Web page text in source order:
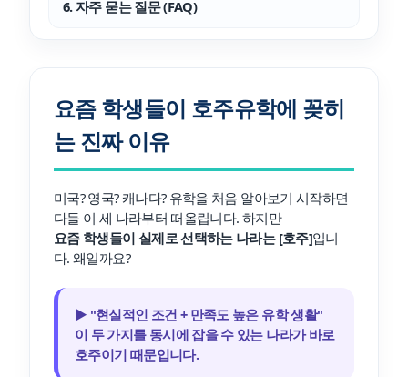
6. 자주 묻는 질문 (FAQ)
요즘 학생들이 호주유학에 꽂히
는 진짜 이유
미국? 영국? 캐나다? 유학을 처음 알아보기 시작하면
다들 이 세 나라부터 떠올립니다. 하지만
요즘 학생들이 실제로 선택하는 나라는 [호주]입니
다. 왜일까요?
▶ "현실적인 조건 + 만족도 높은 유학 생활"
이 두 가지를 동시에 잡을 수 있는 나라가 바로
호주이기 때문입니다.